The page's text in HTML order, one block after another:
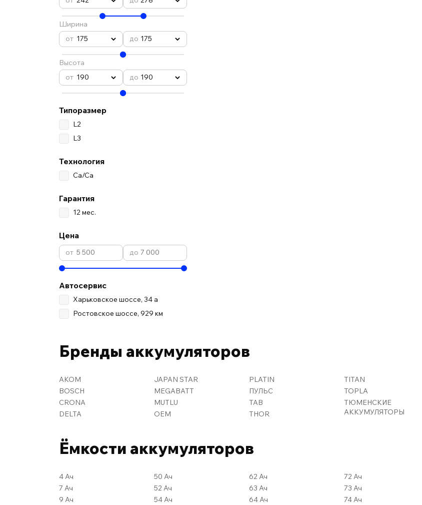
Ширина
175
175
Высота
190
190
Типоразмер
L2
L3
Технология
Ca/Ca
Гарантия
12 мес.
Цена
Автосервис
Харьковское шоссе, 34 а
Ростовское шоссе, 929 км
Бренды аккумуляторов
AKOM
BOSCH
CRONA
DELTA
JAPAN STAR
MEGABATT
MUTLU
OEM
PLATIN
ПУЛЬС
TAB
THOR
TITAN
TOPLA
ТЮМЕНСКИЕ
АККУМУЛЯТОРЫ
Ёмкости аккумуляторов
4 Ач
7 Ач
9 Ач
50 Ач
52 Ач
54 Ач
62 Ач
63 Ач
64 Ач
72 Ач
73 Ач
74 Ач